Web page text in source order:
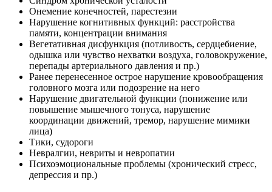
Онемение конечностей, парестезии
Нарушение когнитивных функций: расстройства
памяти, концентрации внимания
Вегетативная дисфункция (потливость, сердцебиение,
одышка или чувство нехватки воздуха, головокружение,
перепады артериального давления и пр.)
Ранее перенесенное острое нарушение кровообращения
головного мозга или подозрение на него
Нарушение двигательной функции (понижение или
повышение мышечного тонуса, нарушение
координации движений, тремор, нарушение мимики
лица)
Тики, судороги
Невралгии, невриты и невропатии
Психоэмоциональные проблемы (хронический стресс,
депрессия и пр.)